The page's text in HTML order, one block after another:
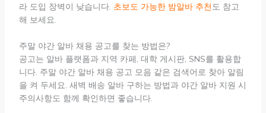
라 도입 장벽이 낮습니다. 초보도 가능한 밤알바 추천도 참고
해 보세요.
주말 야간 알바 채용 공고를 찾는 방법은?
공고는 알바 플랫폼과 지역 카페, 대학 게시판, SNS를 활용합
니다. 주말 야간 알바 채용 공고 모음 같은 검색어로 찾아 알림
을 켜 두세요. 새벽 배송 알바 구하는 방법과 야간 알바 지원 시
주의사항도 함께 확인하면 좋습니다.